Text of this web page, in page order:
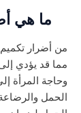
ما هي
مما قد يؤدي
وحاجة المرأة
الحمل